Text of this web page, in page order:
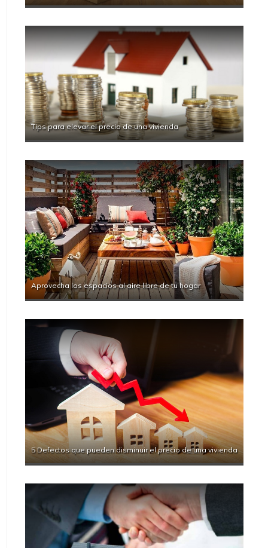
Tips para elevar el precio de una vivienda
Aprovecha los espacios al aire libre de tu hogar
5 Defectos que pueden disminuir el precio de una vivienda